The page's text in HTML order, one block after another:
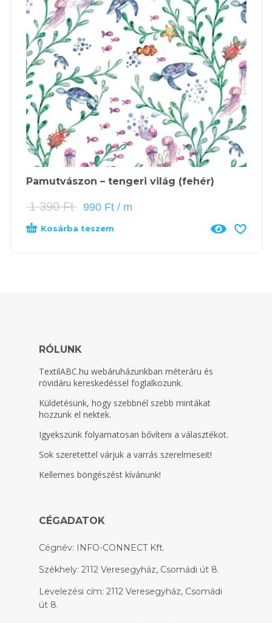
Pamutvászon – tengeri világ (fehér)
1 390Ft 990 Ft / m
Kosárba teszem
RÓLUNK
TextilABC.hu webáruházunkban méteráru és
rövidáru kereskedéssel foglalkozunk.
Küldetésünk, hogy szebbnél szebb mintákat
hozzunk el nektek.
Igyekszünk folyamatosan bővíteni a választékot.
Sok szeretettel várjuk a varrás szerelmeseit!
Kellemes böngészést kívánunk!
CÉGADATOK
Cégnév: INFO-CONNECT Kft.
Székhely: 2112 Veresegyház, Csomádi út 8.
Levelezési cím: 2112 Veresegyház, Csomádi
út 8.